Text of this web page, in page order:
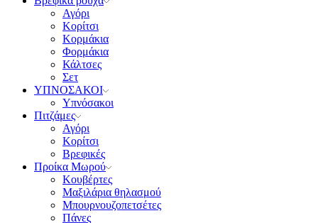
Αγόρι
Κορίτσι
Κορμάκια
Φορμάκια
Κάλτσες
Σετ
ΥΠΝΟΣΑΚΟΙ
Υπνόσακοι
Πιτζάμες
Αγόρι
Κορίτσι
Βρεφικές
Προίκα Μωρού
Κουβέρτες
Μαξιλάρια θηλασμού
Μπουρνουζοπετσέτες
Πάνες